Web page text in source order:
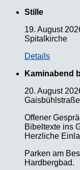
Stille
19. August
Spitalkirche
Details
Kaminabend
20. August
Offener
Bibeltexte ins
Herzliche
Parken am
Hardbergbad.